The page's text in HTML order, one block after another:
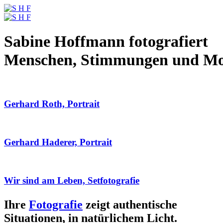
Sabine Hoffmann fotografiert
Menschen, Stimmungen und
Gerhard Roth, Portrait
Gerhard Haderer, Portrait
Wir sind am Leben, Setfotografie
Ihre Fotografie zeigt authentische
Situationen, in natürlichem Licht.